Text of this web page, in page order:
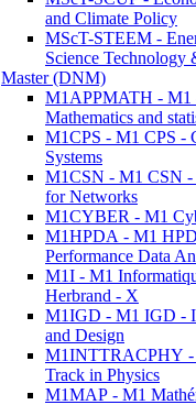
and Climate Policy
MScT-STEEM -
Science Technology
Master (DNM)
M1APPMATH - M1
Mathematics and
M1CPS - M1 CPS -
Systems
M1CSN - M1 CSN -
for Networks
M1CYBER - M1
M1HPDA - M1
Performance Data
M1I - M1
Herbrand - X
M1IGD - M1 IGD -
and Design
M1INTTRACPHY -
Track in Physics
M1MAP - M1